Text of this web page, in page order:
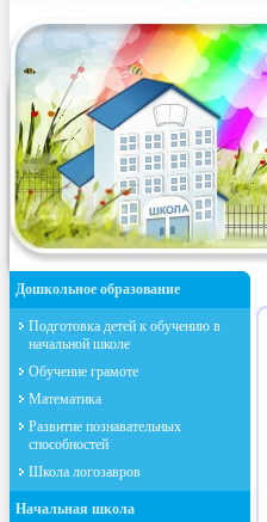
Дошкольное образование
Подготовка детей к обучению в
начальной школе
Обучение грамоте
Математика
Развитие познавательных
способностей
Школа логозавров
Начальная школа